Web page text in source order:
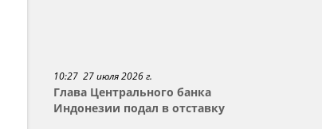
10:27 27 июля 2026 г.
Глава Центрального банка
Индонезии подал в отставку